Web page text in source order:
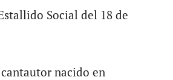
Social del 18 de
nacido en